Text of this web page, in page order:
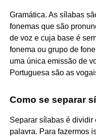
Gramática. As sílabas
fonemas que são
de voz e cuja base é
fonema ou grupo de
uma única emissão de
Portuguesa são as
Como se separar
Separar sílabas é dividir
palavra. Para fazermos